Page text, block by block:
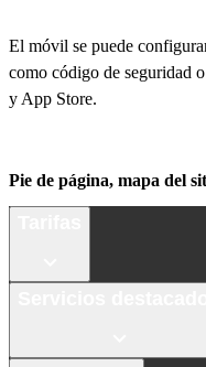
El móvil se puede
como código de seguridad
y App Store.
Pie de página, mapa del